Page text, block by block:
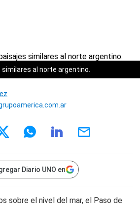
al norte argentino.
Diario UNO en
sobre el nivel del mar, el Paso de